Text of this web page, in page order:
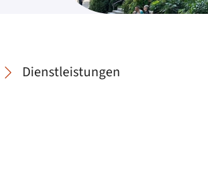
Dienstleistungen